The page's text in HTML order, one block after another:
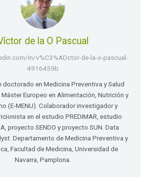
de la O Pascual
in/v%C3%ADctor-de-la-o-pascual-
4916459b
doctorado en Medicina Preventiva y Salud
Europeo en Alimentación, Nutrición y
(E-MENU). Colaborador investigador y
en el estudio PREDIMAR, estudio
proyecto SENDO y proyecto SUN. Data
Departamento de Medicina Preventiva y
Facultad de Medicina, Universidad de
Navarra, Pamplona.